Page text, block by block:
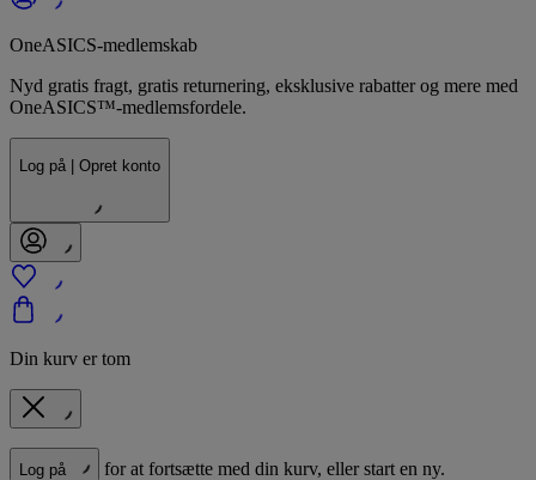
OneASICS-medlemskab
Nyd gratis fragt, gratis returnering, eksklusive rabatter og mere med
OneASICS™-medlemsfordele.
Log på | Opret konto
Din kurv er tom
Log på for at fortsætte med din kurv, eller start en ny.